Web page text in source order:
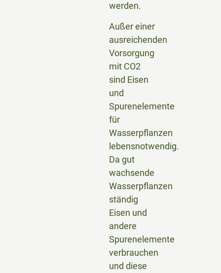
werden.
Außer einer
ausreichenden
Vorsorgung
mit CO2
sind Eisen
und
Spurenelemente
für
Wasserpflanzen
lebensnotwendig.
Da gut
wachsende
Wasserpflanzen
ständig
Eisen und
andere
Spurenelemente
verbrauchen
und diese